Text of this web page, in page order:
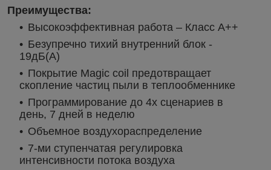
Преимущества:
Высокоэффективная работа – Класс А++
Безупречно тихий внутренний блок -
19дБ(А)
Покрытие Magic coil предотвращает
скопление частиц пыли в теплообменнике
Программирование до 4х сценариев в
день, 7 дней в неделю
Объемное воздухораспределение
7-ми ступенчатая регулировка
интенсивности потока воздуха